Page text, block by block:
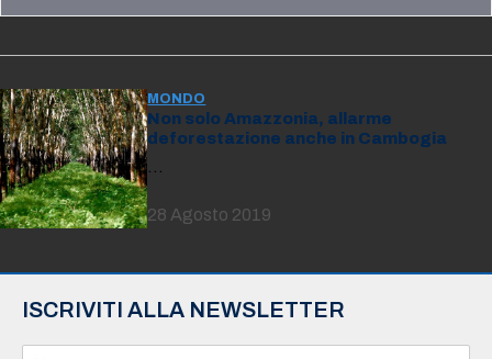
MONDO
Non solo Amazzonia, allarme
deforestazione anche in Cambogia
28 Agosto 2019
ISCRIVITI ALLA NEWSLETTER